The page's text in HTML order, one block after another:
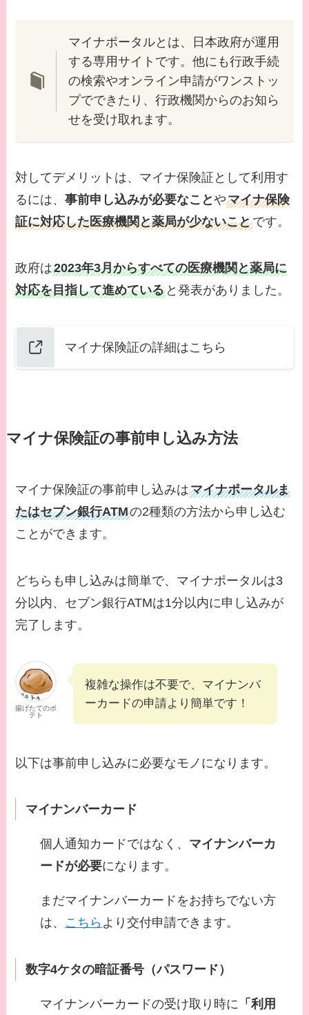
マイナポータルとは、日本政府が運用
する専用サイトです。他にも行政手続
の検索やオンライン申請がワンストッ
プでできたり、行政機関からのお知ら
せを受け取れます。
対してデメリットは、マイナ保険証として利用す
るには、事前申し込みが必要なことやマイナ保険
証に対応した医療機関と薬局が少ないことです。
政府は2023年3月からすべての医療機関と薬局に
対応を目指して進めている と発表がありました。
マイナ保険証の詳細はこちら
マイナ保険証の事前申し込み方法
マイナ保険証の事前申し込みはマイナポータルま
たはセブン銀行ATMの2種類の方法から申し込む
ことができます。
どちらも申し込みは簡単で、マイナポータルは3
分以内、セブン銀行ATMは1分以内に申し込みが
完了します。
揚げたてのポ
テト
複雑な操作は不要で、マイナンバ
ーカードの申請より簡単です！
以下は事前申し込みに必要なモノになります。
マイナンバーカード
個人通知カードではなく、 マイナンバーカ
ードが必要になります。
まだマイナンバーカードをお持ちでない方
は、 こちら より交付申請できます。
数字4ケタの暗証番号（パスワード）
マイナンバーカードの受け取り時に 「利用